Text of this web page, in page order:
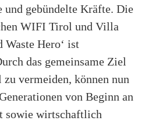
und gebündelte Kräfte. Die
WIFI Tirol und Villa
Waste Hero‘ ist
das gemeinsame Ziel
vermeiden, können nun
von Beginn an
sowie wirtschaftlich